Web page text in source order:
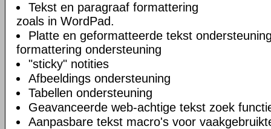
Tekst en paragraaf formattering
zoals in WordPad.
Platte en geformatteerde tekst
formattering ondersteuning
"sticky" notities
Afbeeldings ondersteuning
Tabellen ondersteuning
Geavanceerde web-achtige tekst zoek
Aanpasbare tekst macro's voor